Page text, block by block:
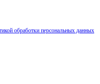
обработки персональных данных